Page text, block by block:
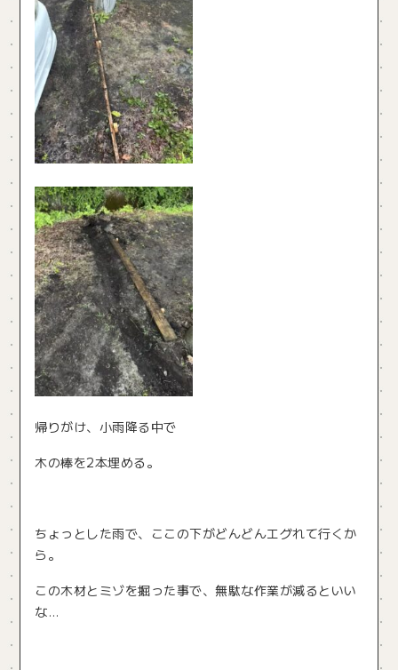
帰りがけ、小雨降る中で
木の棒を2本埋める。
ちょっとした雨で、ここの下がどんどんエグれて行くか
ら。
この木材とミゾを掘った事で、無駄な作業が減るといい
な…